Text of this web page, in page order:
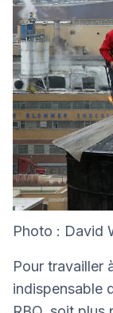
Photo : David
Pour travailler
indispensable